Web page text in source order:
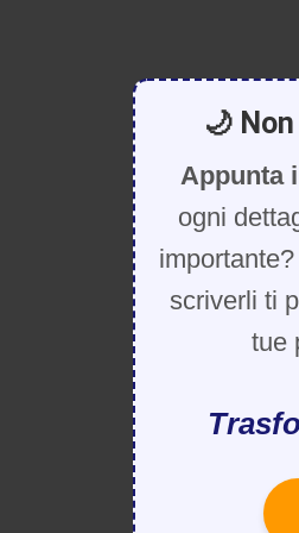
🌙
Appunta
ogni
scriverli ti
tue